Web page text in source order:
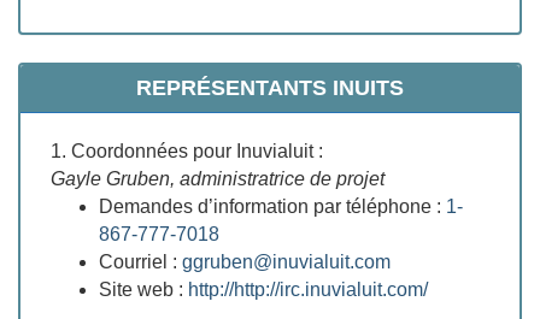
REPRÉSENTANTS INUITS
1. Coordonnées pour Inuvialuit :
Gayle Gruben, administratrice de projet
Demandes d’information par téléphone : 1-
867-777-7018
Courriel : ggruben@inuvialuit.com
Site web : http://http://irc.​inuvialuit.com/